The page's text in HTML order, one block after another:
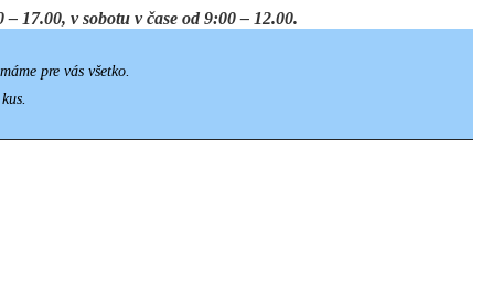
17.00, v sobotu v čase od 9:00 – 12.00.
pre vás všetko.